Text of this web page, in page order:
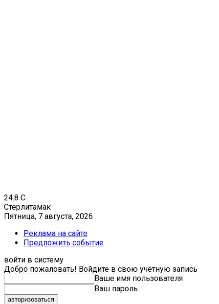
24.8 C
Стерлитамак
Пятница, 7 августа, 2026
Реклама на сайте
Предложить событие
войти в систему
Добро пожаловать! Войдите в свою учётную запись
Ваше имя пользователя
Ваш пароль